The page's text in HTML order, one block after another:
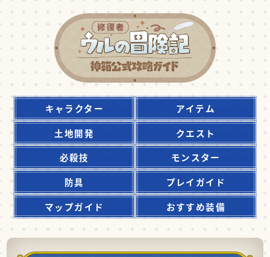
キャラクター
アイテム
土地開発
クエスト
必殺技
モンスター
防具
プレイガイド
マップガイド
おすすめ装備